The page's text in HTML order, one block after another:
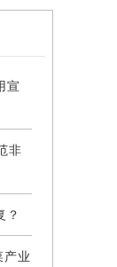
外卖经营守护
业费使用监管
业费使用监管
宣
非
？
产业